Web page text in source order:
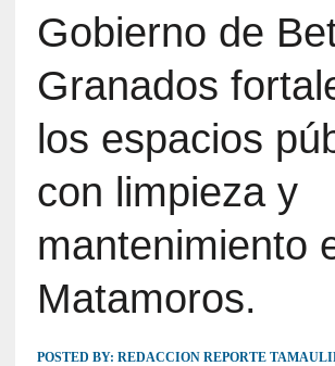
Gobierno de
Granados
los espacios
con limpieza y
mantenimiento
Matamoros.
POSTED BY: REDACCION REPORTE